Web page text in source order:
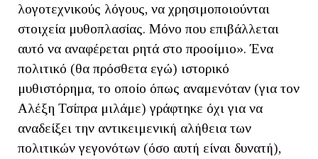
λογοτεχνικούς λόγους, να χρησιμοποιούνται
στοιχεία μυθοπλασίας. Μόνο που επιβάλλεται
αυτό να αναφέρεται ρητά στο προοίμιο». Ένα
πολιτικό (θα πρόσθετα εγώ) ιστορικό
μυθιστόρημα, το οποίο όπως αναμενόταν (για τον
Αλέξη Τσίπρα μιλάμε) γράφτηκε όχι για να
αναδείξει την αντικειμενική αλήθεια των
πολιτικών γεγονότων (όσο αυτή είναι δυνατή),